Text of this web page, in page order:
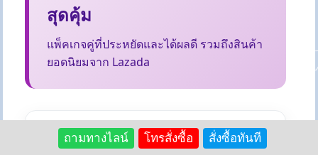
สุดคุ้ม
แพ็คเกจคู่ที่ประหยัดและได้ผลดี รวมถึงสินค้า
ยอดนิยมจาก Lazada
ถามทางไลน์ โทรสั่งซื้อ สั่งซื้อทันที